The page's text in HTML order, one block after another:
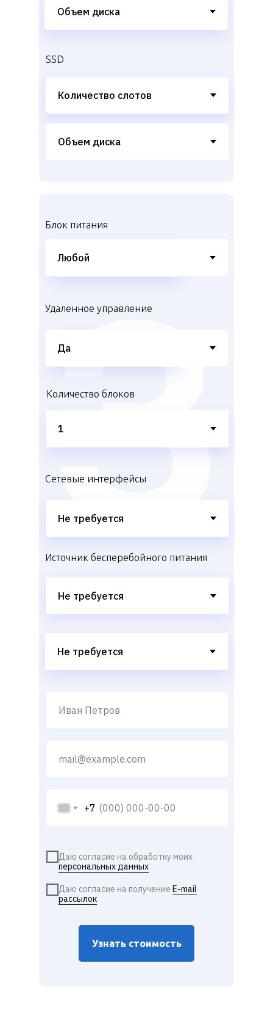
SSD
Блок питания
Удаленное управление
+7
Узнать стоимость
Количество блоков
Источник бесперебойного питания
Сетевые интерфейсы
Даю согласие на обработку моих
персональных данных
Даю согласие на получение E-mail
рассылок